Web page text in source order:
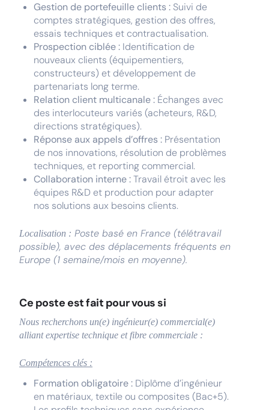
Gestion de portefeuille clients : Suivi de
comptes stratégiques, gestion des offres,
essais techniques et contractualisation.
Prospection ciblée : Identification de
nouveaux clients (équipementiers,
constructeurs) et développement de
partenariats long terme.
Relation client multicanale : Échanges avec
des interlocuteurs variés (acheteurs, R&D,
directions stratégiques).
Réponse aux appels d’offres : Présentation
de nos innovations, résolution de problèmes
techniques, et reporting commercial.
Collaboration interne :Travail étroit avec les
équipes R&D et production pour adapter
nos solutions aux besoins clients.
Localisation : Poste basé en France (télétravail
possible), avec des déplacements fréquents en
Europe (1 semaine/mois en moyenne).
Ce poste est fait pour vous si
Nous recherchons un(e) ingénieur(e) commercial(e)
alliant expertise technique et fibre commerciale :
Compétences clés :
Formation obligatoire : Diplôme d’ingénieur
en matériaux, textile ou composites (Bac+5).